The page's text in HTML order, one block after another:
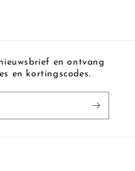
en ontvang
en kortingscodes.